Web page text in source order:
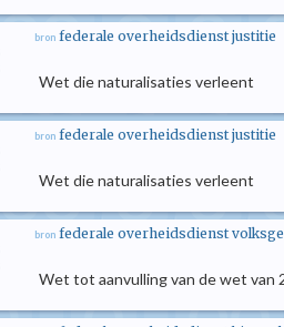
bron federale overheidsdienst justitie
Wet die naturalisaties verleent
bron federale overheidsdienst justitie
Wet die naturalisaties verleent
bron federale overheidsdienst
Wet tot aanvulling van de wet van